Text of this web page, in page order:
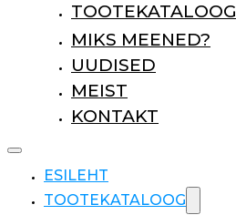
TOOTEKATALOOG
MIKS MEENED?
UUDISED
MEIST
KONTAKT
ESILEHT
TOOTEKATALOOG